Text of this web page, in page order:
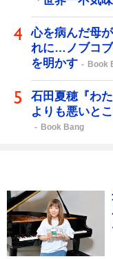
心を病んだ母
れに…ノブコ
を明かす
Book
石田夏穂『わ
よりも悪いと
Book Bang